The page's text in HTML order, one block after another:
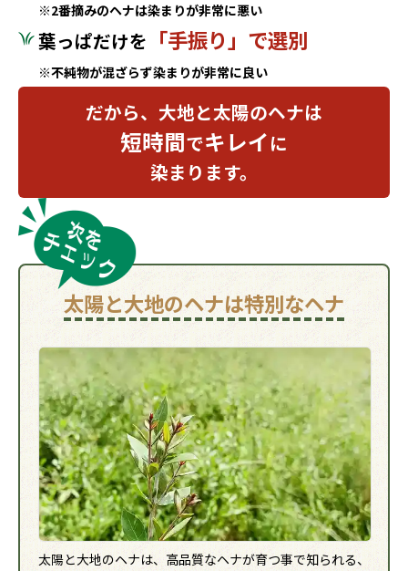
※2番摘みのヘナは染まりが非常に悪い
葉っぱだけを 「手振り」で選別
※不純物が混ざらず染まりが非常に良い
だから、大地と太陽のヘナは
短時間でキレイに
染まります。
太陽と大地のヘナは特別なヘナ
太陽と大地のヘナは、高品質なヘナが育つ事で知られる、